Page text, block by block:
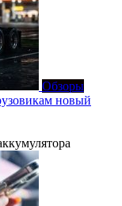
Обзоры
новый